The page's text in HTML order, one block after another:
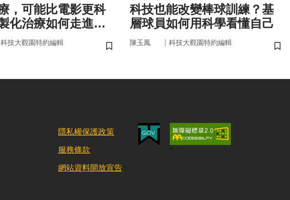
，可能比電影更科
化治療如何走進真
科技大觀園特約編輯
儲存書籤
科技也能改變棒球訓練？基
層球員如何用科學看懂自己
陳玉鳳 ｜ 科技大觀園特約編輯
儲
隱私權保護政策
服務條款
網站資料開放宣告